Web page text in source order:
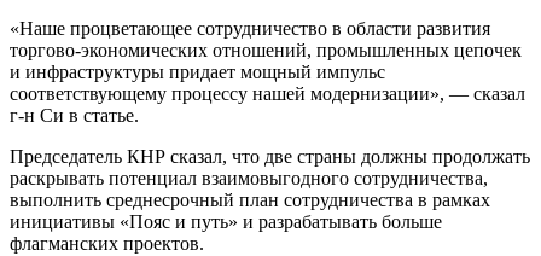
«Наше процветающее сотрудничество в области развития
торгово-экономических отношений, промышленных цепочек
и инфраструктуры придает мощный импульс
соответствующему процессу нашей модернизации», — сказал
г-н Си в статье.
Председатель КНР сказал, что две страны должны продолжать
раскрывать потенциал взаимовыгодного сотрудничества,
выполнить среднесрочный план сотрудничества в рамках
инициативы «Пояс и путь» и разрабатывать больше
флагманских проектов.